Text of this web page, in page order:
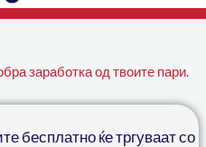
заработка од твоите пари.
бесплатно ќе тргуваат со